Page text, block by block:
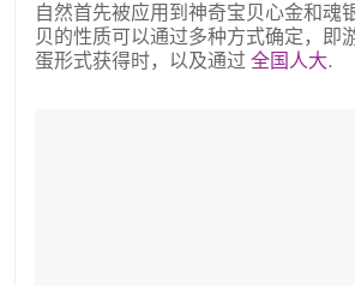
自然首先被应用到神奇宝贝心金和魂
贝的性质可以通过多种方式确定，即
蛋形式获得时，以及通过 全国人大.